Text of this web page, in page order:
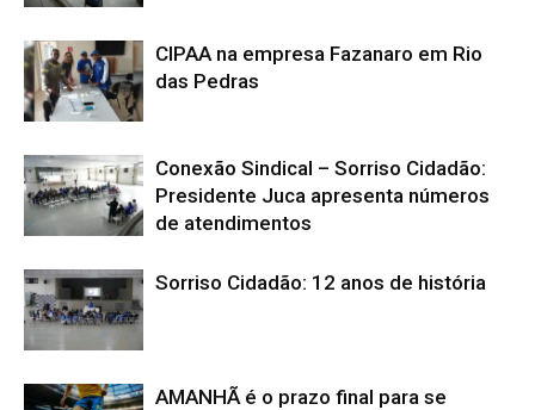
CIPAA na empresa Fazanaro em Rio
das Pedras
Conexão Sindical – Sorriso Cidadão:
Presidente Juca apresenta números
de atendimentos
Sorriso Cidadão: 12 anos de história
AMANHÃ é o prazo final para se